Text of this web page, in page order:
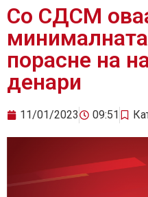
Со СДСМ
порасне на
денари
11/01/2023 09:51